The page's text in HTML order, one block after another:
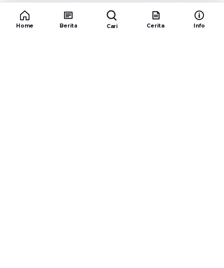
10 Film Indonesia Tayang November 2024, Ada Film
Wulan Guritno! (352,096)
Home Berita Cari Cerita Info